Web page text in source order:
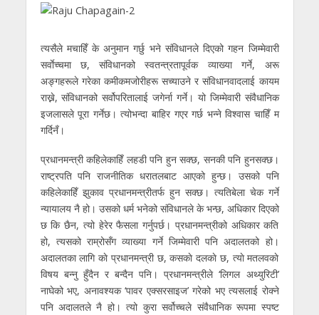
त्यसैले मचाहिँ के अनुमान गर्छु भने संविधानले दिएको गहन जिम्मेवारी
सर्वाेच्चमा छ, संविधानको स्वतन्त्रतापूर्वक व्याख्या गर्ने, अरू
अङ्गहरूले गरेका कमीकमजोरीहरू सच्याउने र संविधानवादलाई कायम
राख्ने, संविधानको सर्वोपरितालाई जगेर्ना गर्ने। यो जिम्मेवारी संवैधानिक
इजलासले पूरा गर्नेछ। त्योभन्दा बाहिर गएर गर्छ भन्ने विश्वास चाहिँ म
गर्दिनँ।
प्रधानमन्त्री कहिलेकाहिँ लहडी पनि हुन सक्छ, सनकी पनि हुनसक्छ।
राष्ट्रपति पनि राजनीतिक धरातलबाट आएको हुन्छ। उसको पनि
कहिलेकाहिँ झुकाव प्रधानमन्त्रीतर्फ हुन सक्छ। त्यतिबेला चेक गर्ने
न्यायालय नै हो। उसको धर्म भनेको संविधानले के भन्छ, अधिकार दिएको
छ कि छैन, त्यो हेरेर फैसला गर्नुपर्छ। प्रधानमन्त्रीको अधिकार कति
हो, त्यसको राम्रोसँग व्याख्या गर्ने जिम्मेवारी पनि अदालतको हो।
अदालतका लागि काे प्रधानमन्त्री छ, कसकाे दलकाे छ, त्याे मतलवकाे
विषय बन्नु हुँदैन र बन्दैन पनि। प्रधानमन्त्रीले ‘लिगल अथ्युरिटी’
नाघेको भए, अनावश्यक ‘पावर एक्सरसाइज’ गरेको भए त्यसलाई रोक्ने
पनि अदालतले नै हो। त्यो कुरा सर्वोच्चले संवैधानिक रूपमा स्पष्ट